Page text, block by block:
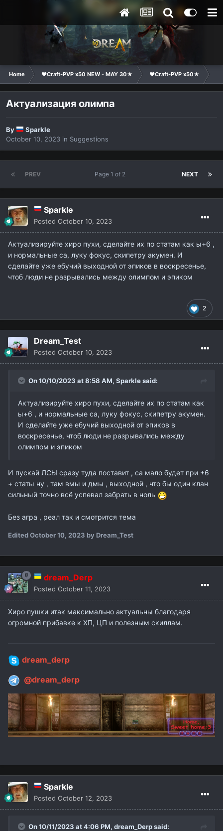
Home ❤Craft-PVP x50 NEW - MAY 30★ ❤Craft-PVP x50★
Актуализация олимпа
By
Sparkle
October 10, 2023 in Suggestions
PREV NEXT
Page 1 of 2
Sparkle
Posted October 10, 2023
Актуализируйте хиро пухи, сделайте их по статам как ы+6 ,
и нормальные са, луку фокус, скипетру акумен. И
сделайте уже ебучий выходной от эпиков в воскресенье,
чтоб люди не разрывались между олимпом и эпиком
2
Dream_Test
Posted October 10, 2023
On 10/10/2023 at 8:58 AM, Sparklesaid:
Актуализируйте хиро пухи, сделайте их по статам как
ы+6 , и нормальные са, луку фокус, скипетру акумен.
И сделайте уже ебучий выходной от эпиков в
воскресенье, чтоб люди не разрывались между
олимпом и эпиком
И пускай ЛСЫ сразу туда поставит , са мало будет при +6
+ статы ну , там вмы и дмы , выходной , что бы один клан
сильный точно всё успевал забрать в ноль
Без агра , реал так и смотрится тема
EditedOctober 10, 2023 by Dream_Test
dream_Derp
Posted October 11, 2023
Хиро пушки итак максимально актуальны благодаря
огромной прибавке к ХП, ЦП и полезным скиллам.
dream_derp
@dream_derp
Sparkle
Posted October 12, 2023
On 10/11/2023 at 4:06 PM, dream_Derpsaid: